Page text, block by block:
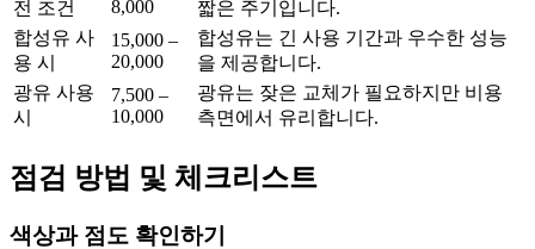
전 조건 8,000
짧은 주기입니다.
합성유 사
용 시
15,000 –
20,000
합성유는 긴 사용 기간과 우수한 성능
을 제공합니다.
광유 사용
시
7,500 –
10,000
광유는 잦은 교체가 필요하지만 비용
측면에서 유리합니다.
점검 방법 및 체크리스트
색상과 점도 확인하기